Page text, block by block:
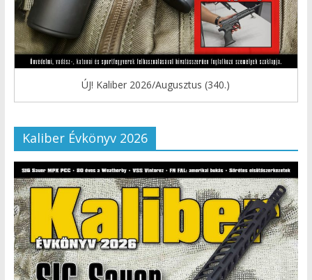
ÚJ! Kaliber 2026/Augusztus (340.)
Kaliber Évkönyv 2026